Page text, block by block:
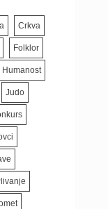
Crkva
Folklor
Humanost
Judo